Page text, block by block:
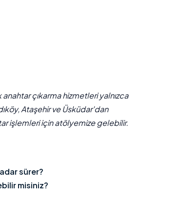
çıkarma hizmetleri yalnızca
Ataşehir ve Üsküdar'dan
işlemleri için atölyemize gelebilir.
sürer?
misiniz?